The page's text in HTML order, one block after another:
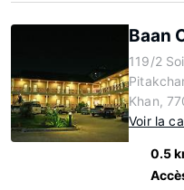
Baan
119/2
Khan,
Voir la
0.5